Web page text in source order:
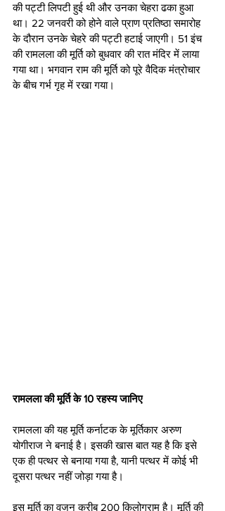
की पट्टी लिपटी हुई थी और उनका चेहरा ढका हुआ
था। 22 जनवरी को होने वाले प्राण प्रतिष्ठा समारोह
के दौरान उनके चेहरे की पट्टी हटाई जाएगी। 51 इंच
की रामलला की मूर्ति को बुधवार की रात मंदिर में लाया
गया था। भगवान राम की मूर्ति को पूरे वैदिक मंत्रोचार
के बीच गर्भ गृह में रखा गया।
रामलला की मूर्ति के 10 रहस्य जानिए
रामलला की यह मूर्ति कर्नाटक के मूर्तिकार अरुण
योगीराज ने बनाई है। इसकी खास बात यह है कि इसे
एक ही पत्थर से बनाया गया है, यानी पत्‍थर में कोई भी
दूसरा पत्‍थर नहीं जोड़ा गया है।
इस मूर्ति का वजन करीब 200 किलोग्राम है। मूर्ति की